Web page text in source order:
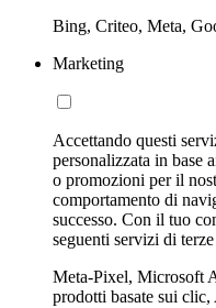
Bing, Criteo, Meta,
Marketing
Accettando questi
personalizzata in base
o promozioni per il
comportamento di
successo. Con il tuo
seguenti servizi di
Meta-Pixel, Microsoft
prodotti basate sui